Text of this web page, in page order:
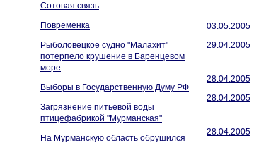
Сотовая связь
Повременка
Рыболовецкое судно "Малахит"
потерпело крушение в Баренцевом
море
Выборы в Государственную Думу РФ
Загрязнение питьевой воды
птицефабрикой "Мурманская"
На Мурманскую область обрушился
03.05.2005
29.04.2005
28.04.2005
28.04.2005
28.04.2005